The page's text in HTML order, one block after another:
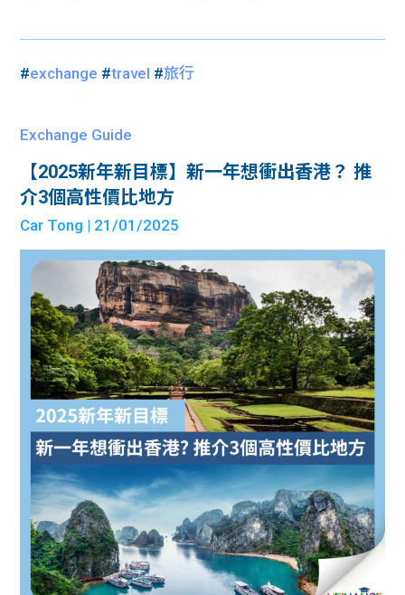
#exchange #travel #旅行
Exchange Guide
【2025新年新目標】新一年想衝出香港？ 推
介3個高性價比地方
Car Tong | 21/01/2025